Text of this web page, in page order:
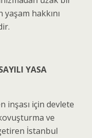
yaşam hakkını
YASA
inşası için devlete
ve
İstanbul